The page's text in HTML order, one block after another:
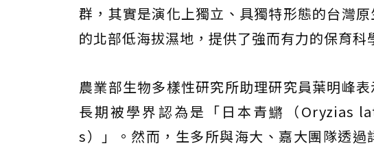
群，其實是演化上獨立、具獨特形態的台灣
的北部低海拔濕地，提供了強而有力的保育科
農業部生物多樣性研究所助理研究員葉明峰
長期被學界認為是「日本青鱂（Oryzias
s）」。然而，生多所與海大、嘉大團隊透